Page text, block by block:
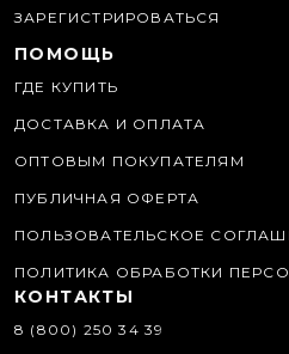
ЗАРЕГИСТРИРОВАТЬСЯ
ПОМОЩЬ
ГДЕ КУПИТЬ
ДОСТАВКА И ОПЛАТА
ОПТОВЫМ ПОКУПАТЕЛЯМ
ПУБЛИЧНАЯ ОФЕРТА
ПОЛЬЗОВАТЕЛЬСКОЕ
ПОЛИТИКА ОБРАБОТКИ
КОНТАКТЫ
8 (800) 250 34 39